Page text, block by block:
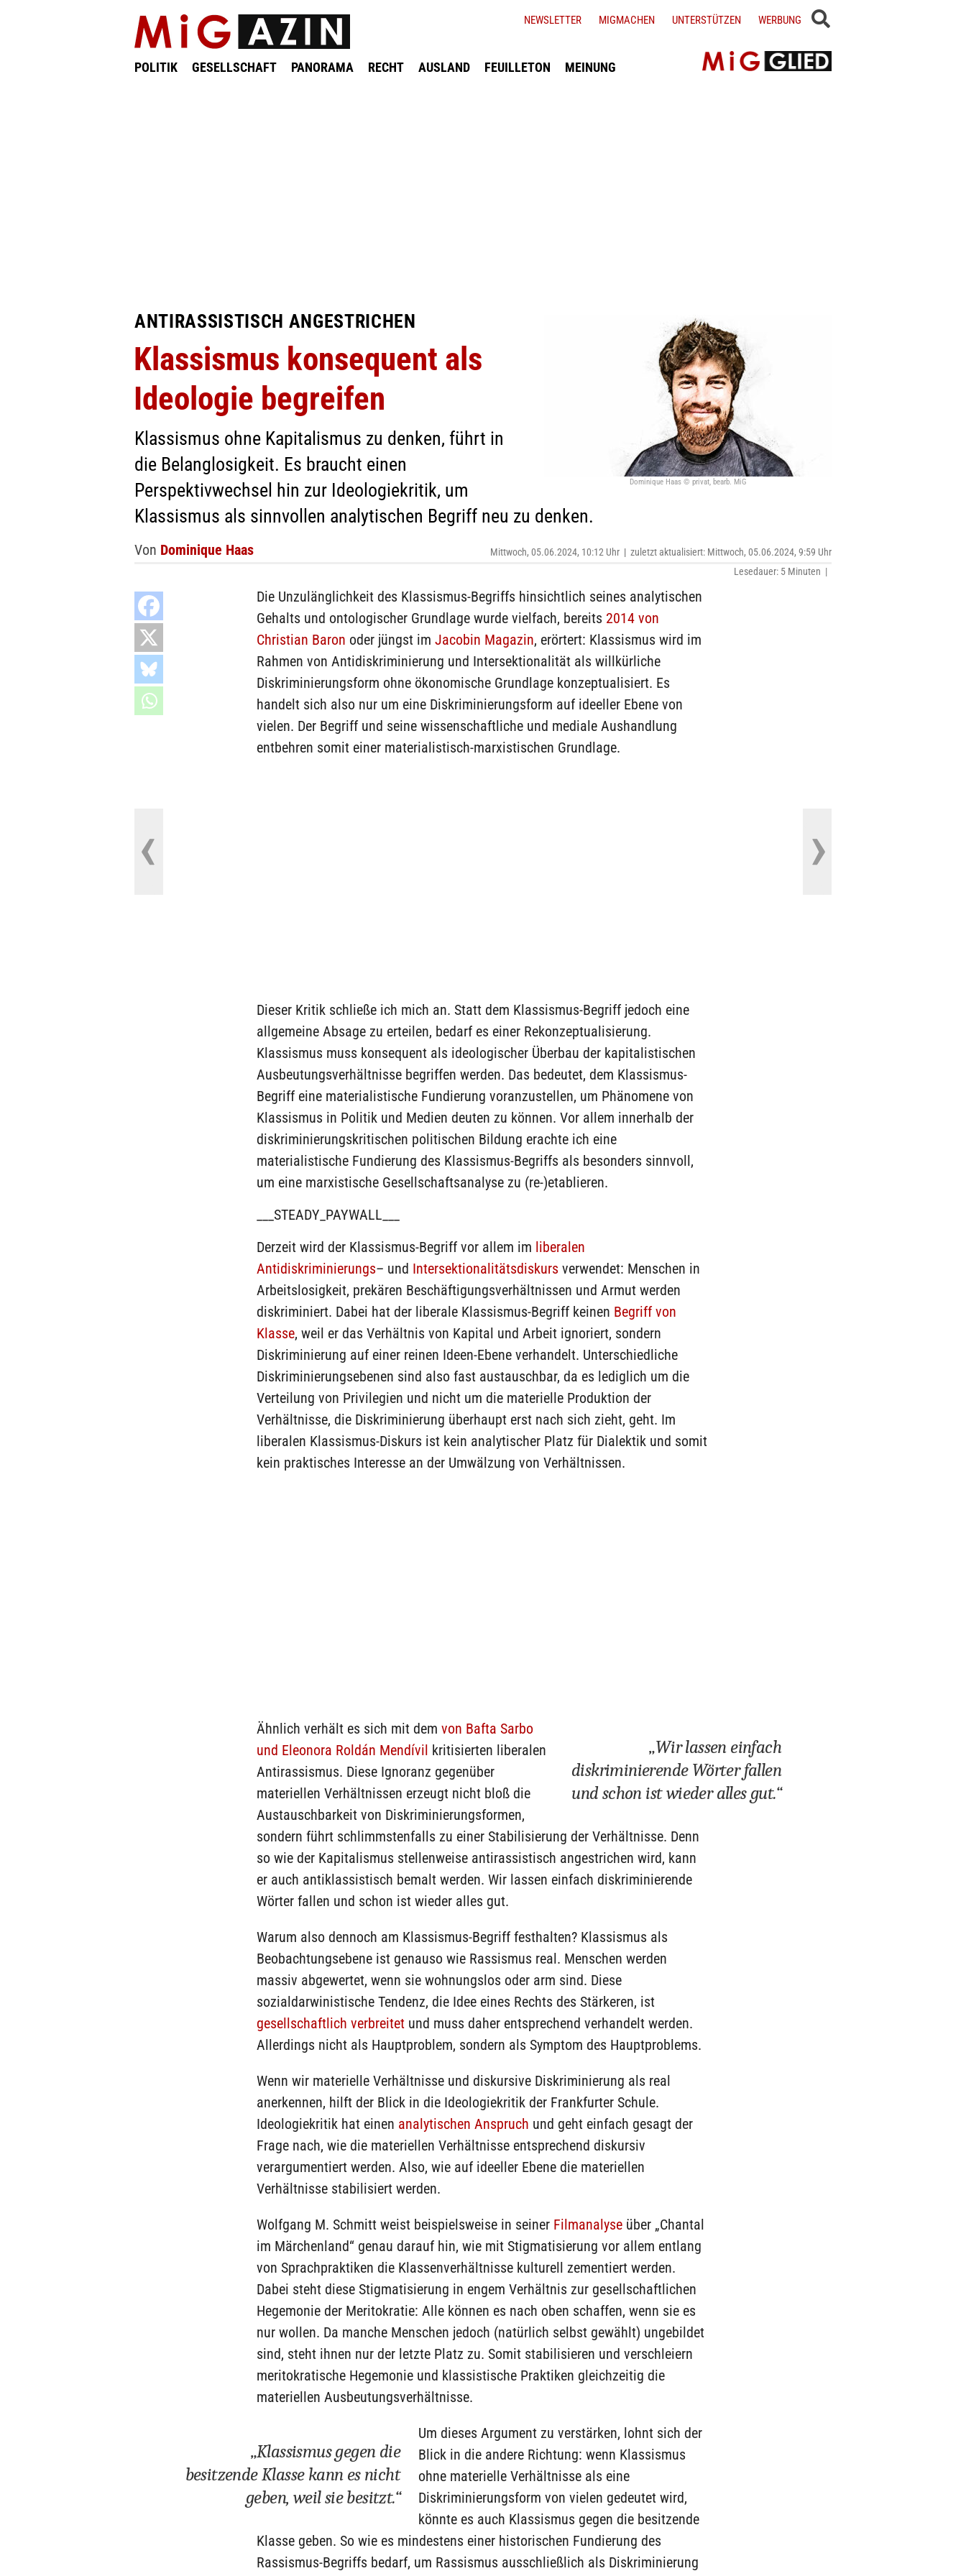
POLITIK GESELLSCHAFT PANORAMA RECHT AUSLAND FEUILLETON MEINUNG
NEWSLETTER MIGMACHEN UNTERSTÜTZEN WERBUNG
Dominique Haas © privat, bearb. MiG
ANTIRASSISTISCH ANGESTRICHEN
Klassismus konsequent als
Ideologie begreifen
Klassismus ohne Kapitalismus zu denken, führt in
die Belanglosigkeit. Es braucht einen
Perspektivwechsel hin zur Ideologiekritik, um
Klassismus als sinnvollen analytischen Begriff neu zu denken.
Von Dominique Haas Mittwoch, 05.06.2024, 10:12 Uhr | zuletzt aktualisiert: Mittwoch, 05.06.2024, 9:59 Uhr
Lesedauer: 5 Minuten |
Die Unzulänglichkeit des Klassismus-Begriffs hinsichtlich seines analytischen
Gehalts und ontologischer Grundlage wurde vielfach, bereits 2014 von
Christian Baron oder jüngst im Jacobin Magazin, erörtert: Klassismus wird im
Rahmen von Antidiskriminierung und Intersektionalität als willkürliche
Diskriminierungsform ohne ökonomische Grundlage konzeptualisiert. Es
handelt sich also nur um eine Diskriminierungsform auf ideeller Ebene von
vielen. Der Begriff und seine wissenschaftliche und mediale Aushandlung
entbehren somit einer materialistisch-marxistischen Grundlage.
Dieser Kritik schließe ich mich an. Statt dem Klassismus-Begriff jedoch eine
allgemeine Absage zu erteilen, bedarf es einer Rekonzeptualisierung.
Klassismus muss konsequent als ideologischer Überbau der kapitalistischen
Ausbeutungsverhältnisse begriffen werden. Das bedeutet, dem Klassismus-
Begriff eine materialistische Fundierung voranzustellen, um Phänomene von
Klassismus in Politik und Medien deuten zu können. Vor allem innerhalb der
diskriminierungskritischen politischen Bildung erachte ich eine
materialistische Fundierung des Klassismus-Begriffs als besonders sinnvoll,
um eine marxistische Gesellschaftsanalyse zu (re-)etablieren.
___STEADY_PAYWALL___
Derzeit wird der Klassismus-Begriff vor allem im liberalen
Antidiskriminierungs– und Intersektionalitätsdiskurs verwendet: Menschen in
Arbeitslosigkeit, prekären Beschäftigungsverhältnissen und Armut werden
diskriminiert. Dabei hat der liberale Klassismus-Begriff keinen Begriff von
Klasse, weil er das Verhältnis von Kapital und Arbeit ignoriert, sondern
Diskriminierung auf einer reinen Ideen-Ebene verhandelt. Unterschiedliche
Diskriminierungsebenen sind also fast austauschbar, da es lediglich um die
Verteilung von Privilegien und nicht um die materielle Produktion der
Verhältnisse, die Diskriminierung überhaupt erst nach sich zieht, geht. Im
liberalen Klassismus-Diskurs ist kein analytischer Platz für Dialektik und somit
kein praktisches Interesse an der Umwälzung von Verhältnissen.
„Wir lassen einfach
diskriminierende Wörter fallen
und schon ist wieder alles gut.“
Ähnlich verhält es sich mit dem von Bafta Sarbo
und Eleonora Roldán Mendívil kritisierten liberalen
Antirassismus. Diese Ignoranz gegenüber
materiellen Verhältnissen erzeugt nicht bloß die
Austauschbarkeit von Diskriminierungsformen,
sondern führt schlimmstenfalls zu einer Stabilisierung der Verhältnisse. Denn
so wie der Kapitalismus stellenweise antirassistisch angestrichen wird, kann
er auch antiklassistisch bemalt werden. Wir lassen einfach diskriminierende
Wörter fallen und schon ist wieder alles gut.
Warum also dennoch am Klassismus-Begriff festhalten? Klassismus als
Beobachtungsebene ist genauso wie Rassismus real. Menschen werden
massiv abgewertet, wenn sie wohnungslos oder arm sind. Diese
sozialdarwinistische Tendenz, die Idee eines Rechts des Stärkeren, ist
gesellschaftlich verbreitet und muss daher entsprechend verhandelt werden.
Allerdings nicht als Hauptproblem, sondern als Symptom des Hauptproblems.
Wenn wir materielle Verhältnisse und diskursive Diskriminierung als real
anerkennen, hilft der Blick in die Ideologiekritik der Frankfurter Schule.
Ideologiekritik hat einen analytischen Anspruch und geht einfach gesagt der
Frage nach, wie die materiellen Verhältnisse entsprechend diskursiv
verargumentiert werden. Also, wie auf ideeller Ebene die materiellen
Verhältnisse stabilisiert werden.
Wolfgang M. Schmitt weist beispielsweise in seiner Filmanalyse über „Chantal
im Märchenland“ genau darauf hin, wie mit Stigmatisierung vor allem entlang
von Sprachpraktiken die Klassenverhältnisse kulturell zementiert werden.
Dabei steht diese Stigmatisierung in engem Verhältnis zur gesellschaftlichen
Hegemonie der Meritokratie: Alle können es nach oben schaffen, wenn sie es
nur wollen. Da manche Menschen jedoch (natürlich selbst gewählt) ungebildet
sind, steht ihnen nur der letzte Platz zu. Somit stabilisieren und verschleiern
meritokratische Hegemonie und klassistische Praktiken gleichzeitig die
materiellen Ausbeutungsverhältnisse.
„Klassismus gegen die
besitzende Klasse kann es nicht
geben, weil sie besitzt.“
Um dieses Argument zu verstärken, lohnt sich der
Blick in die andere Richtung: wenn Klassismus
ohne materielle Verhältnisse als eine
Diskriminierungsform von vielen gedeutet wird,
könnte es auch Klassismus gegen die besitzende
Klasse geben. So wie es mindestens einer historischen Fundierung des
Rassismus-Begriffs bedarf, um Rassismus ausschließlich als Diskriminierung